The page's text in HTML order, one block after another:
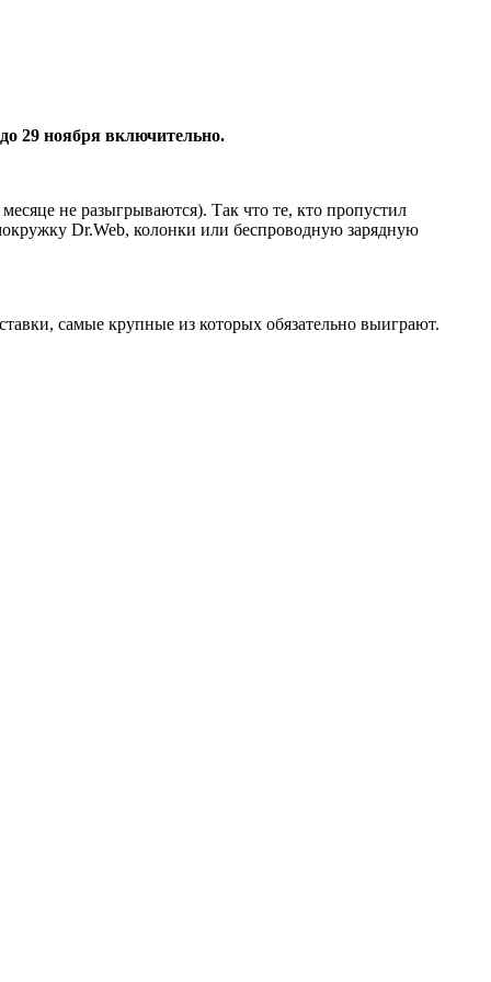
29 ноября включительно.
не разыгрываются). Так что те, кто пропустил
Dr.Web, колонки или беспроводную зарядную
самые крупные из которых обязательно выиграют.